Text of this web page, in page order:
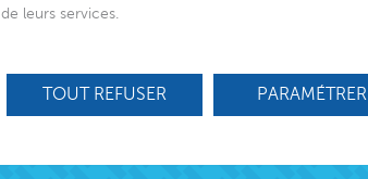
de leurs services.
TOUT REFUSER PARAMÉTRER